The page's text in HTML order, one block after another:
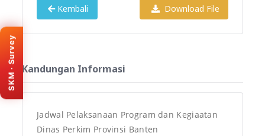
Kembali Download File
Kandungan Informasi
Jadwal Pelaksanaan Program dan Kegiaatan
Dinas Perkim Provinsi Banten
SKM · Survey
KEMENPAN · SKM
Survey Kepuasan
Masyarakat
Banten. Isi survey melalui
portal resmi SKM (tab
baru).
Isi survey sekarang